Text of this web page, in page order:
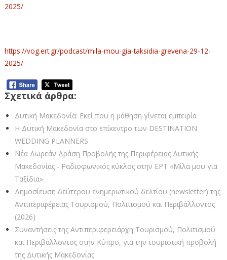
2025/
https://vog.ert.gr/podcast/mila-mou-gia-taksidia-grevena-29-12-
2025/
Σχετικά άρθρα:
Δυτική Μακεδονία: Εκεί που η μάθηση γίνεται εμπειρία
Η Δυτική Μακεδονία στο επίκεντρο των DESTINATION
WEDDING PLANNERS
Νέα Δωρεάν Δράση Προβολής της Περιφέρειας Δυτικής
Μακεδονίας - Ραδιοφωνικός κύκλος στην ΕΡΤ «Μίλα μου για
Ταξίδια»
Δημοσίευση δεύτερου ενημερωτικού δελτίου (newsletter) της
Αντιπεριφέρειας Τουρισμού, Πολιτισμού και Περιβάλλοντος
(2026)
Συναντήσεις της Αντιπεριφερειάρχη Τουρισμού, Πολιτισμού
και Περιβάλλοντος στην Κύπρο, για την τουριστική προβολή
της Δυτικής Μακεδονίας